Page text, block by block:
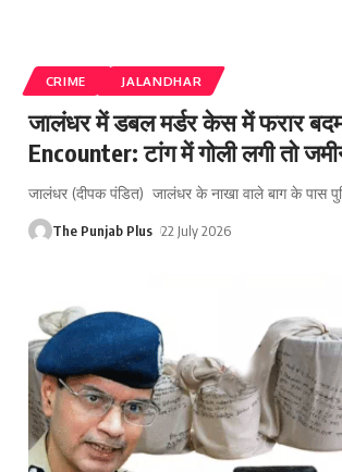
CRIME JALANDHAR
जालंधर में डबल मर्डर केस में फरार
Encounter: टांग में गोली लगी तो
जालंधर (दीपक पंडित) जालंधर के नाखा वाले बाग के पास
The Punjab Plus 22 July 2026